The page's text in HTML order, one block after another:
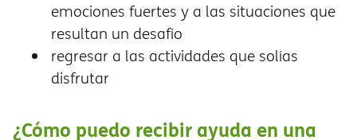
emociones fuertes y a las situaciones que
resultan un desafío
regresar a las actividades que solías
disfrutar
¿Cómo puedo recibir ayuda en una